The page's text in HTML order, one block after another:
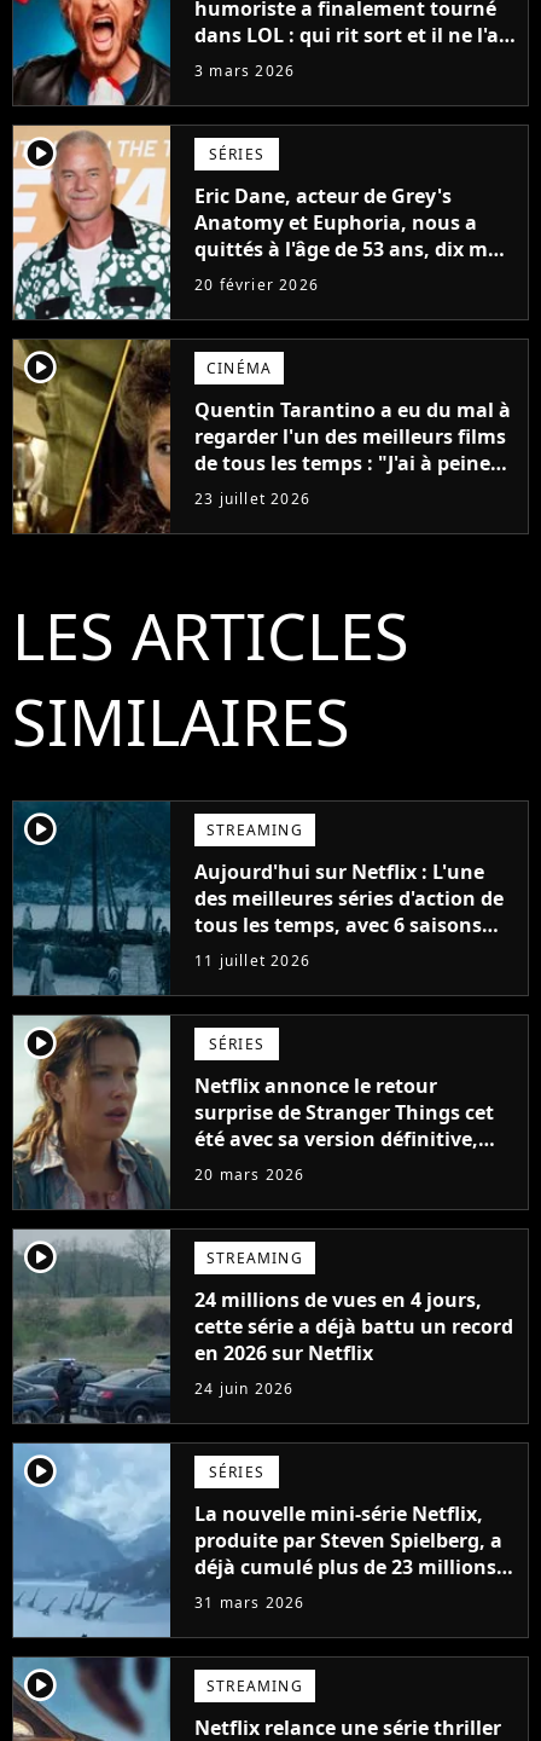
humoriste a finalement tourné
dans LOL : qui rit sort et il ne l'a
pas fait pour l'argent, "J'ai
3 mars 2026
player2 SÉRIES
Eric Dane, acteur de Grey's
Anatomy et Euphoria, nous a
quittés à l'âge de 53 ans, dix mois
après avoir annoncé son
20 février 2026
player2 CINÉMA
Quentin Tarantino a eu du mal à
regarder l'un des meilleurs films
de tous les temps : "J'ai à peine
réussi à aller jusqu'au générique
de fin"
23 juillet 2026
LES ARTICLES
SIMILAIRES
player2 STREAMING
Aujourd'hui sur Netflix : L'une
des meilleures séries d'action de
tous les temps, avec 6 saisons
parfaites
11 juillet 2026
player2 SÉRIES
Netflix annonce le retour
surprise de Stranger Things cet
été avec sa version définitive,
une décision historique
20 mars 2026
player2 STREAMING
24 millions de vues en 4 jours,
cette série a déjà battu un record
en 2026 sur Netflix
24 juin 2026
player2 SÉRIES
La nouvelle mini-série Netflix,
produite par Steven Spielberg, a
déjà cumulé plus de 23 millions
de vues
31 mars 2026
player2 STREAMING
Netflix relance une série thriller